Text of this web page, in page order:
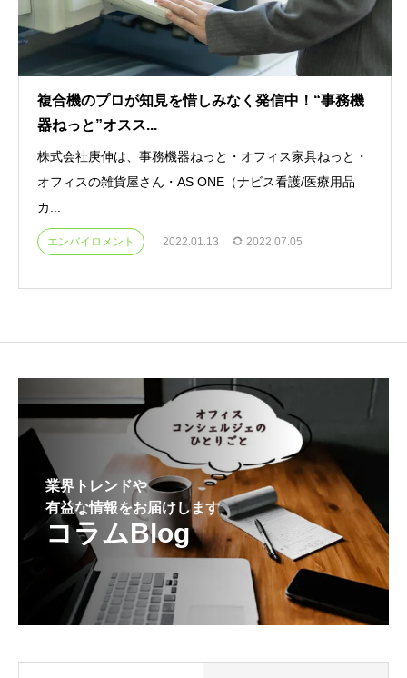
複合機のプロが知見を惜しみなく発信中！“事務機
器ねっと”オスス...
株式会社庚伸は、事務機器ねっと・オフィス家具ねっと・
オフィスの雑貨屋さん・AS ONE（ナビス看護/医療用品
カ...
エンバイロメント 2022.01.13 2022.07.05
業界トレンドや
有益な情報をお届けします
コラムBlog